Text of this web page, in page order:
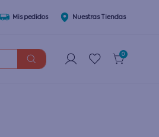
Mis pedidos Nuestras Tiendas
0